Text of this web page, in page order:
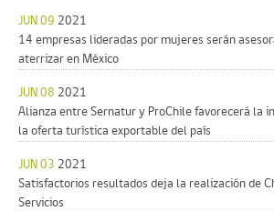
JUN 09 2021
14 empresas lideradas por mujeres serán
aterrizar en México
JUN 08 2021
Alianza entre Sernatur y ProChile favorecerá la
la oferta turística exportable del país
JUN 03 2021
Satisfactorios resultados deja la realización de
Servicios